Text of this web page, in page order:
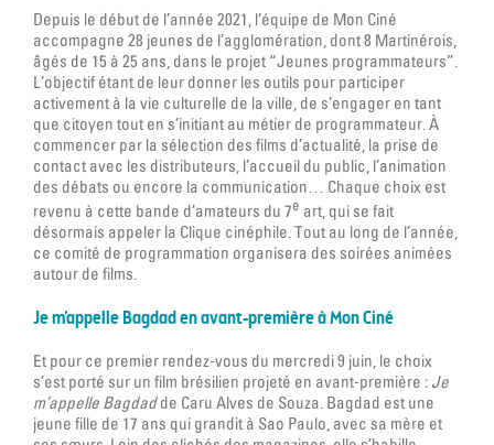
Depuis le début de l’année 2021, l’équipe de Mon Ciné
accompagne 28 jeunes de l’agglomération, dont 8 Martinérois,
âgés de 15 à 25 ans, dans le projet “Jeunes programmateurs”.
L’objectif étant de leur donner les outils pour participer
activement à la vie culturelle de la ville, de s’engager en tant
que citoyen tout en s’initiant au métier de programmateur. À
commencer par la sélection des films d’actualité, la prise de
contact avec les distributeurs, l’accueil du public, l’animation
des débats ou encore la communication… Chaque choix est
revenu à cette bande d’amateurs du 7e art, qui se fait
désormais appeler la Clique cinéphile. Tout au long de l’année,
ce comité de programmation organisera des soirées animées
autour de films.
Je m’appelle Bagdad en avant-première à Mon Ciné
Et pour ce premier rendez-vous du mercredi 9 juin, le choix
s’est porté sur un film brésilien projeté en avant-première : Je
m’appelle Bagdadde Caru Alves de Souza. Bagdad est une
jeune fille de 17 ans qui grandit à Sao Paulo, avec sa mère et